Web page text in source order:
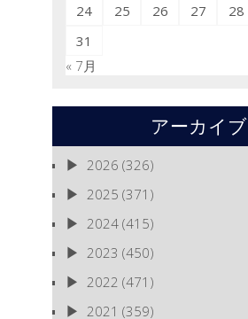
24
25 26 27 28
31
« 7月
アーカイブ
2026 (326)
2025 (371)
2024 (415)
2023 (450)
2022 (471)
2021 (359)